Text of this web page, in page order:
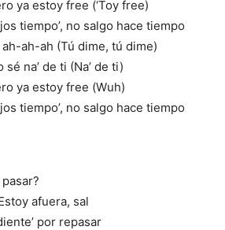
ya estoy free (‘Toy free)
tiempo’, no salgo hace tiempo
ah-ah-ah (Tú dime, tú dime)
na’ de ti (Na’ de ti)
ya estoy free (Wuh)
tiempo’, no salgo hace tiempo
afuera, sal
por repasar